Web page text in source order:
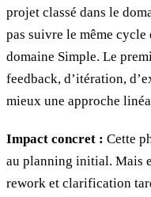
projet classé dans le
pas suivre le même
domaine Simple. Le
feedback, d’itération,
mieux une approche
Impact concret : Cette
au planning initial. Mais
rework et clarification